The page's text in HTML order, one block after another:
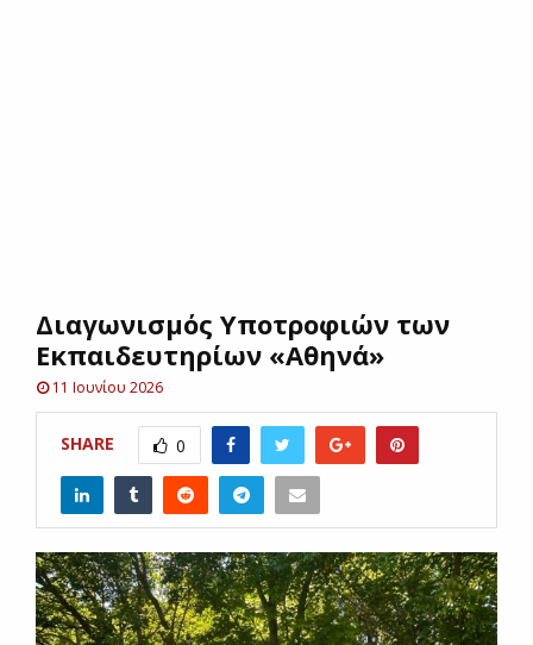
UΔιαγωνισμός Υποτροφιών των
Εκπαιδευτηρίων «Αθηνά»
11 Ιουνίου 2026
SHARE 0